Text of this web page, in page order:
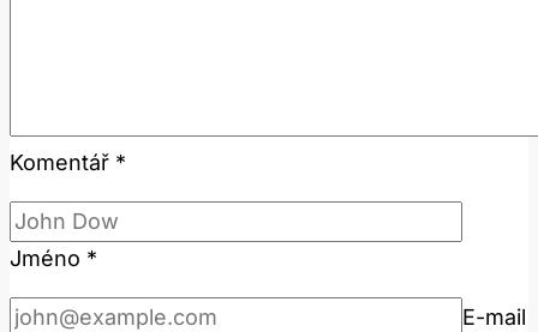
Komentář *
Jméno *
E-mail